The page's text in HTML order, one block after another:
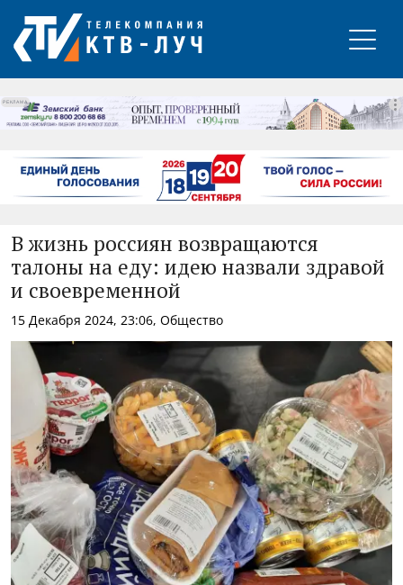
РЕКЛАМА
В жизнь россиян возвращаются
талоны на еду: идею назвали здравой
и своевременной
15 Декабря 2024, 23:06, Общество